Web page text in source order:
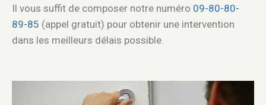
Il vous suffit de composer notre numéro 09-80-80-
89-85 (appel gratuit) pour obtenir une intervention
dans les meilleurs délais possible.